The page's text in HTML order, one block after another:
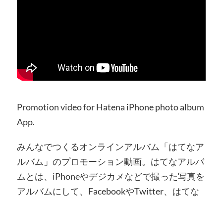
Promotion video for Hatena iPhone photo album
App.
みんなでつくるオンラインアルバム「はてなア
ルバム」のプロモーション動画。はてなアルバ
ムとは、iPhoneやデジカメなどで撮った写真を
アルバムにして、Fac­ebookやTwitter、はてな